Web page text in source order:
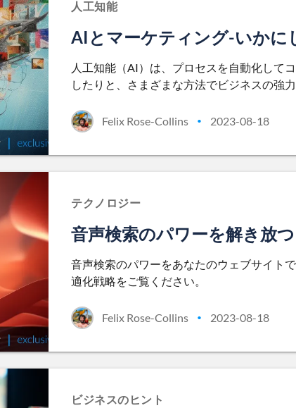
人工知能
AIとマーケティング-いかに
人工知能（AI）は、プロセスを自動化して
したりと、さまざまな方法でビジネスの強
Felix Rose-Collins • 2023-08-18
テクノロジー
音声検索のパワーを解き放
音声検索のパワーをあなたのウェブサイト
適化戦略をご覧ください。
Felix Rose-Collins • 2023-08-18
ビジネスのヒント